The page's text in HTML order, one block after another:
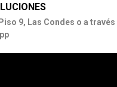
9, Las Condes o a través